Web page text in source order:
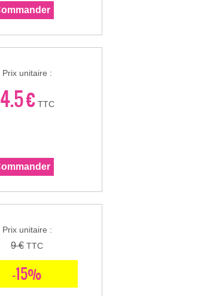
Prix unitaire :
4.5 €TTC
Prix unitaire :
9 € TTC
-15%